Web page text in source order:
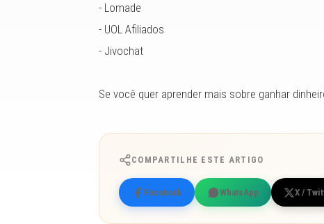
- Lomade
- UOL Afiliados
- Jivochat
Se você quer aprender mais sobre ganhar
COMPARTILHE ESTE ARTIGO
Facebook WhatsApp X /